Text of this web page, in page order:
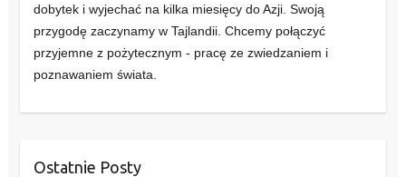
dobytek i wyjechać na kilka miesięcy do Azji. Swoją
przygodę zaczynamy w Tajlandii. Chcemy połączyć
przyjemne z pożytecznym - pracę ze zwiedzaniem i
poznawaniem świata.
Ostatnie Posty